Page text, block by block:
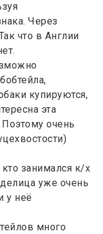
Через
что в Англии
купируются,
эта
очень
занимался к/х
уже очень
у неё
много